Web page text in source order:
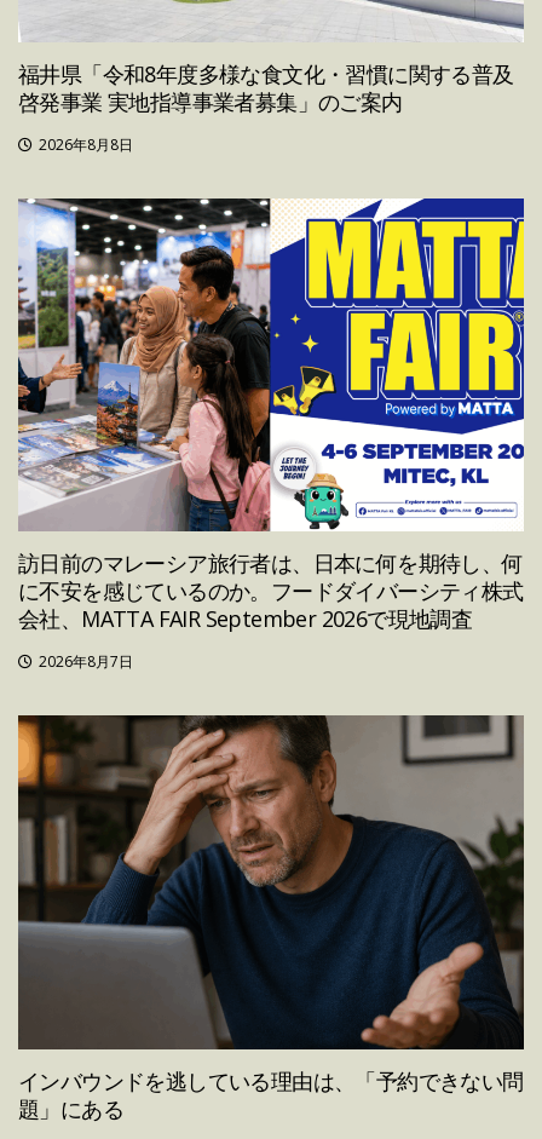
福井県「令和8年度多様な食文化・習慣に関する普及
啓発事業 実地指導事業者募集」のご案内
2026年8月8日
訪日前のマレーシア旅行者は、日本に何を期待し、何
に不安を感じているのか。フードダイバーシティ株式
会社、MATTA FAIR September 2026で現地調査
2026年8月7日
インバウンドを逃している理由は、「予約できない問
題」にある